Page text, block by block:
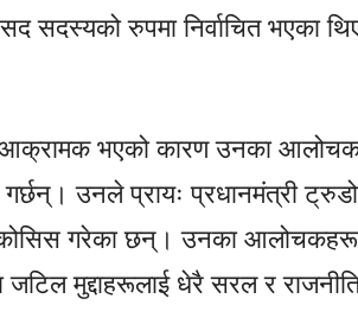
सदस्यको रुपमा निर्वाचित भएका
आक्रामक भएको कारण उनका
गर्छन्। उनले प्रायः प्रधानमंत्री
गरेका छन्। उनका
मुद्दाहरूलाई धेरै सरल र